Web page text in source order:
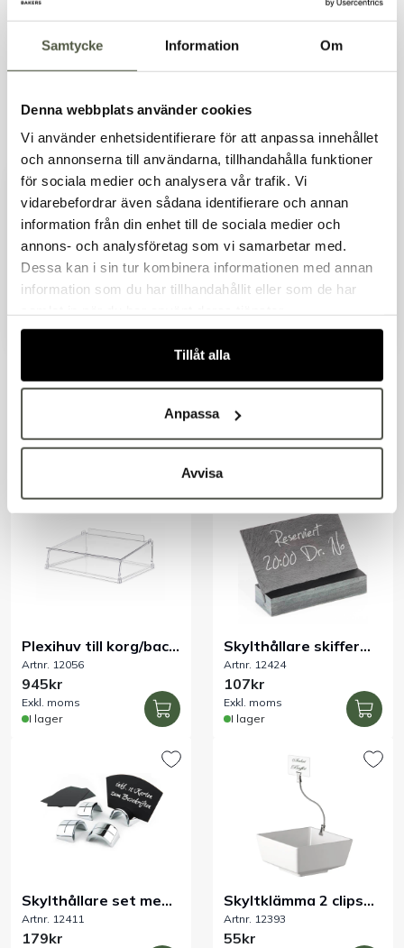
Samtycke Information Om
Denna webbplats använder cookies
Vi använder enhetsidentifierare för att anpassa innehållet
och annonserna till användarna, tillhandahålla funktioner
för sociala medier och analysera vår trafik. Vi
vidarebefordrar även sådana identifierare och annan
information från din enhet till de sociala medier och
annons- och analysföretag som vi samarbetar med.
Dessa kan i sin tur kombinera informationen med annan
information som du har tillhandahållit eller som de har
Tillåt alla
Anpassa
Avvisa
Tångkorg exponering
svart
Artnr. 12056-4
308kr
I lager
Påshållare perforerad
svart 240 x 49 x H300
mm
Artnr. 12056-3
393kr
I lager
Stödskena för insats
Exkl. moms
Insats för
pallexponering svart
Artnr. 12056-1
Exkl. moms
Plexihuv till korg/back
600 x 400 mm
Artnr. 12056
945kr
Exkl. moms
I lager
Skylthållare skiffer
120 x 40 mm
Artnr. 12424
107kr
Exkl. moms
I lager
Skylthållare set med
6 hållare/12 skyltar
Artnr. 12411
179kr
Skyltklämma 2 clips
120 mm
Artnr. 12393
55kr
Välkommen till Bakers!
Handlar du som företag eller privatperson?
Fortsätt som privatperson